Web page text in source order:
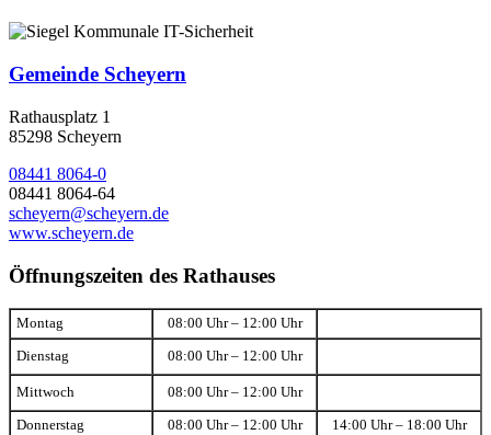
Gemeinde Scheyern
Rathausplatz 1
85298 Scheyern
08441 8064-0
08441 8064-64
scheyern@scheyern.de
www.scheyern.de
Öffnungszeiten des Rathauses
Montag 08:00 Uhr – 12:00 Uhr
Dienstag 08:00 Uhr – 12:00 Uhr
Mittwoch 08:00 Uhr – 12:00 Uhr
Donnerstag 08:00 Uhr – 12:00 Uhr 14:00 Uhr – 18:00 Uhr